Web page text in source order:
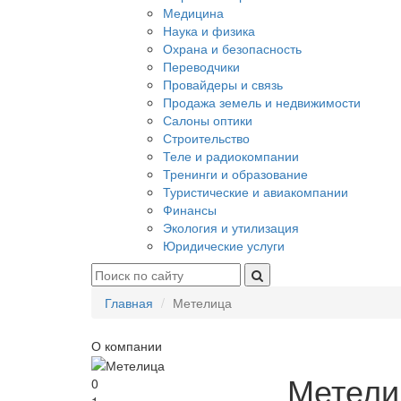
Медицина
Наука и физика
Охрана и безопасность
Переводчики
Провайдеры и связь
Продажа земель и недвижимости
Салоны оптики
Строительство
Теле и радиокомпании
Тренинги и образование
Туристические и авиакомпании
Финансы
Экология и утилизация
Юридические услуги
Главная Метелица
О компании
0